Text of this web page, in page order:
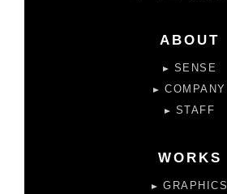
ABOUT
SENSE
COMPANY
STAFF
WORKS
GRAPHICS